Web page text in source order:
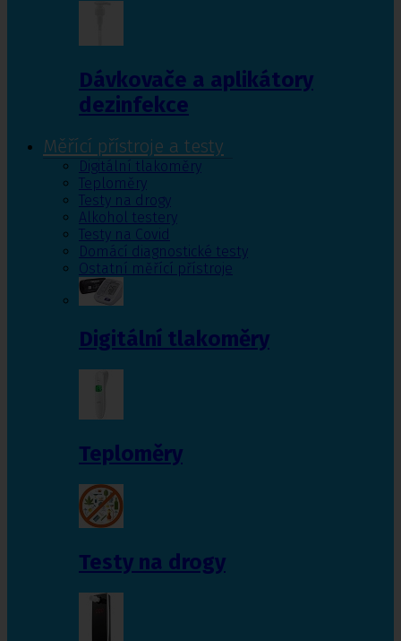
Dávkovače a aplikátory
dezinfekce
Měřící přístroje a testy
Digitální tlakoměry
Teploměry
Testy na drogy
Alkohol testery
Testy na Covid
Domácí diagnostické testy
Ostatní měřící přístroje
Digitální tlakoměry
Teploměry
Testy na drogy